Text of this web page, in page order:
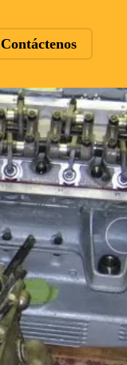
Contáctenos